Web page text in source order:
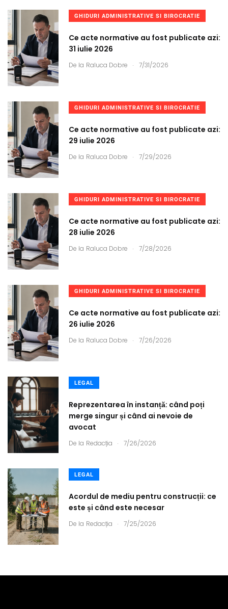
GHIDURI ADMINISTRATIVE SI BIROCRATIE
Ce acte normative au fost publicate azi:
31 iulie 2026
De la Raluca Dobre . 7/31/2026
GHIDURI ADMINISTRATIVE SI BIROCRATIE
Ce acte normative au fost publicate azi:
29 iulie 2026
De la Raluca Dobre . 7/29/2026
GHIDURI ADMINISTRATIVE SI BIROCRATIE
Ce acte normative au fost publicate azi:
28 iulie 2026
De la Raluca Dobre . 7/28/2026
GHIDURI ADMINISTRATIVE SI BIROCRATIE
Ce acte normative au fost publicate azi:
26 iulie 2026
De la Raluca Dobre . 7/26/2026
LEGAL
Reprezentarea în instanță: când poți
merge singur și când ai nevoie de
avocat
De la Redacția . 7/26/2026
LEGAL
Acordul de mediu pentru construcții: ce
este și când este necesar
De la Redacția . 7/25/2026